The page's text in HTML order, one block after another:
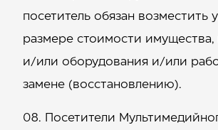
посетитель обязан возместить
размере стоимости имущества,
и/или оборудования и/или
замене (восстановлению).
Посетители